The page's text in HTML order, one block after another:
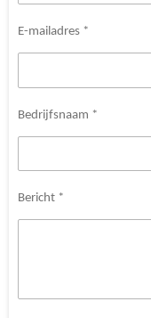
E-mailadres *
Bedrijfsnaam *
Bericht *